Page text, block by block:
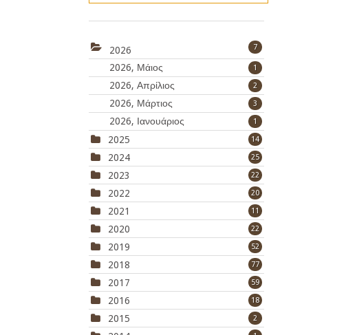
2026 7
2026, Μάιος 1
2026, Απρίλιος 2
2026, Μάρτιος 3
2026, Ιανουάριος 1
2025 14
2024 25
2023 22
2022 20
2021 11
2020 22
2019 52
2018 77
2017 59
2016 18
2015 2